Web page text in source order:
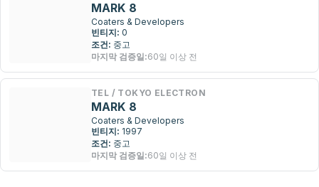
MARK 8
Coaters & Developers
빈티지: 0
조건: 중고
마지막 검증일:60일 이상 전
TEL / TOKYO ELECTRON
MARK 8
Coaters & Developers
빈티지: 1997
조건: 중고
마지막 검증일:60일 이상 전